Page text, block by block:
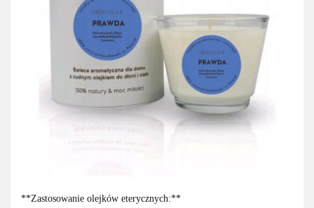
**Zastosowanie olejków eterycznych:**